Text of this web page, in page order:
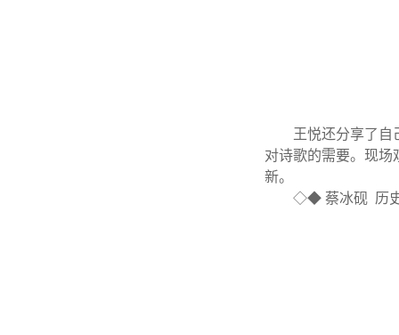
王悦还分享了
对诗歌的需要。现场
新。
◇◆ 蔡冰砚 历